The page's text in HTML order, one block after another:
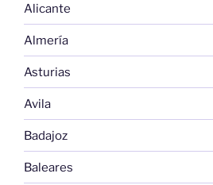
Alicante
Almería
Asturias
Avila
Badajoz
Baleares